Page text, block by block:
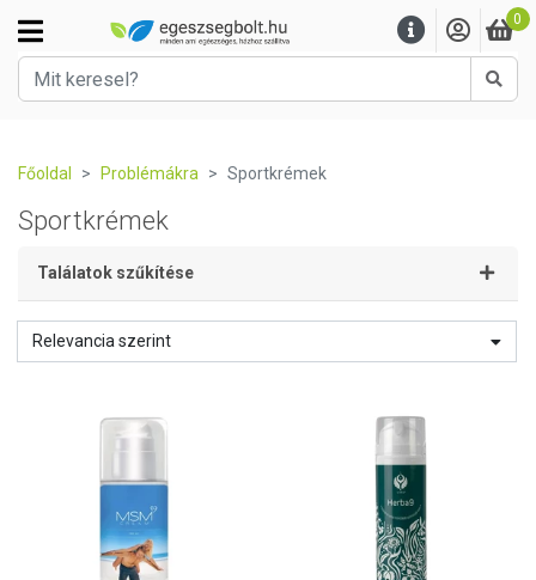
0
Főoldal Problémákra Sportkrémek
Sportkrémek
Találatok szűkítése
Relevancia szerint